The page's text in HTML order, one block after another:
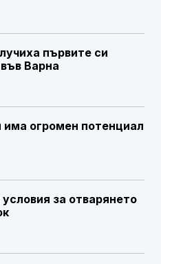
първите си
Варна
има огромен потенциал
за отварянето